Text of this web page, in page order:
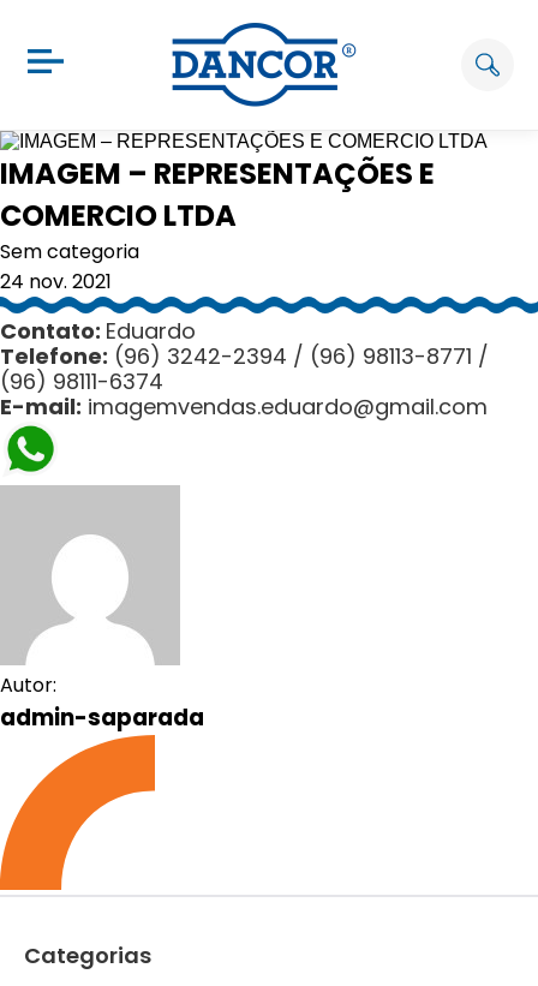
IMAGEM – REPRESENTAÇÕES E
COMERCIO LTDA
Sem categoria
24 nov. 2021
Contato: Eduardo
Telefone: (96) 3242-2394 / (96) 98113-8771 /
(96) 98111-6374
E-mail: imagemvendas.eduardo@gmail.com
Autor:
admin-saparada
Categorias